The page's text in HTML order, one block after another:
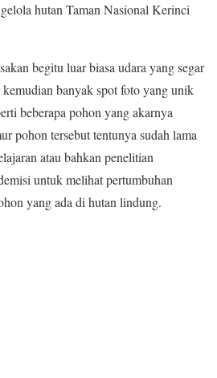
hutan Taman Nasional Kerinci
begitu luar biasa udara yang segar
banyak spot foto yang unik
beberapa pohon yang akarnya
pohon tersebut tentunya sudah lama
atau bahkan penelitian
untuk melihat pertumbuhan
yang ada di hutan lindung.